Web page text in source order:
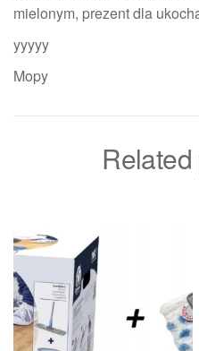
mielonym, prezent dla
yyyyy
Mopy